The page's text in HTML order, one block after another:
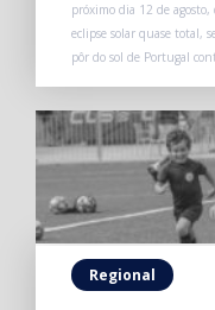
próximo dia 12 de
eclipse solar quase total,
pôr do sol de Portugal
Regional